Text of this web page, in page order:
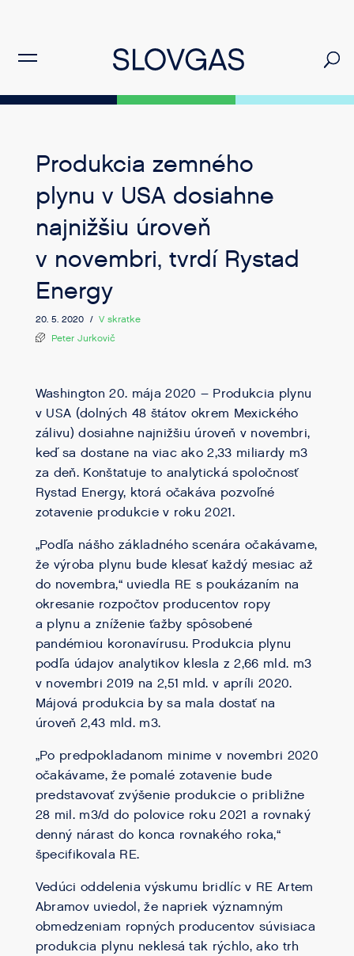
Produkcia zemného
plynu v USA dosiahne
najnižšiu úroveň
v novembri, tvrdí Rystad
Energy
20. 5. 2020 / V skratke
Peter Jurkovič
Washington 20. mája 2020 – Produkcia plynu
v USA (dolných 48 štátov okrem Mexického
zálivu) dosiahne najnižšiu úroveň v novembri,
keď sa dostane na viac ako 2,33 miliardy m3
za deň. Konštatuje to analytická spoločnosť
Rystad Energy, ktorá očakáva pozvoľné
zotavenie produkcie v roku 2021.
„Podľa nášho základného scenára očakávame,
že výroba plynu bude klesať každý mesiac až
do novembra,“ uviedla RE s poukázaním na
okresanie rozpočtov producentov ropy
a plynu a zníženie ťažby spôsobené
pandémiou koronavírusu. Produkcia plynu
podľa údajov analytikov klesla z 2,66 mld. m3
v novembri 2019 na 2,51 mld. v apríli 2020.
Májová produkcia by sa mala dostať na
úroveň 2,43 mld. m3.
„Po predpokladanom minime v novembri 2020
očakávame, že pomalé zotavenie bude
predstavovať zvýšenie produkcie o približne
28 mil. m3/d do polovice roku 2021 a rovnaký
denný nárast do konca rovnakého roka,“
špecifikovala RE.
Vedúci oddelenia výskumu bridlíc v RE Artem
Abramov uviedol, že napriek významným
obmedzeniam ropných producentov súvisiaca
produkcia plynu neklesá tak rýchlo, ako trh